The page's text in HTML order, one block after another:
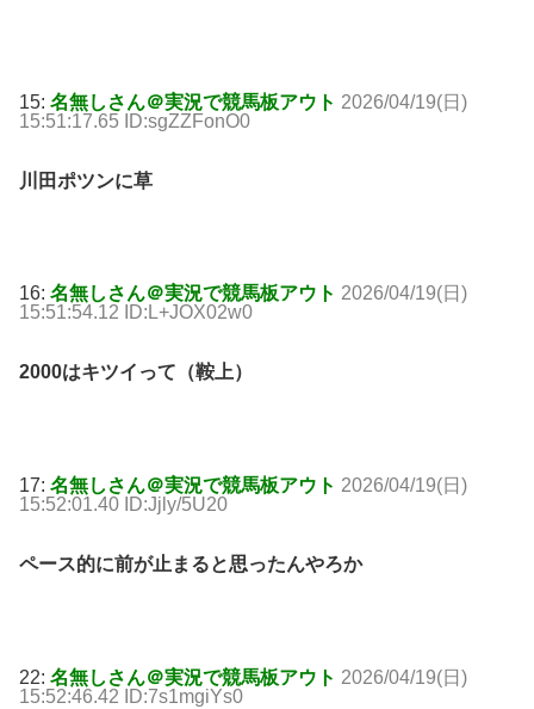
15: 名無しさん＠実況で競馬板アウト 2026/04/19(日)
15:51:17.65 ID:sgZZFonO0
川田ポツンに草
16: 名無しさん＠実況で競馬板アウト 2026/04/19(日)
15:51:54.12 ID:L+JOX02w0
2000はキツイって（鞍上）
17: 名無しさん＠実況で競馬板アウト 2026/04/19(日)
15:52:01.40 ID:Jjly/5U20
ペース的に前が止まると思ったんやろか
22: 名無しさん＠実況で競馬板アウト 2026/04/19(日)
15:52:46.42 ID:7s1mgiYs0